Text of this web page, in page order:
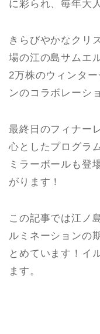
に彩られ、毎年大
きらびやかなクリ
場の江の島サムエ
2万株のウィンタ
ンのコラボレーシ
最終日のフィナー
心としたプログラ
ミラーボールも登
がります！
この記事では江ノ
ルミネーションの
とめています！イ
ます。